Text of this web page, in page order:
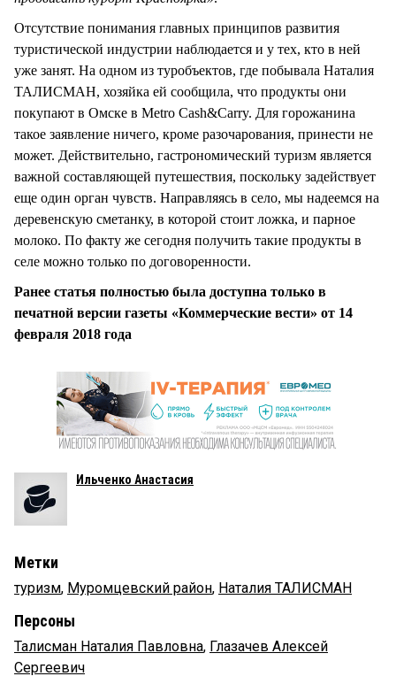
Отсутствие понимания главных принципов развития
туристической индустрии наблюдается и у тех, кто в ней
уже занят. На одном из туробъектов, где побывала Наталия
ТАЛИСМАН, хозяйка ей сообщила, что продукты они
покупают в Омске в Metro Cash&Carry. Для горожанина
такое заявление ничего, кроме разочарования, принести не
может. Действительно, гастрономический туризм является
важной составляющей путешествия, поскольку задействует
еще один орган чувств. Направляясь в село, мы надеемся на
деревенскую сметанку, в которой стоит ложка, и парное
молоко. По факту же сегодня получить такие продукты в
селе можно только по договоренности.
Ранее статья полностью была доступна только в
печатной версии газеты «Коммерческие вести» от 14
февраля 2018 года
Ильченко Анастасия
Метки
туризм, Муромцевский район, Наталия ТАЛИСМАН
Персоны
Талисман Наталия Павловна, Глазачев Алексей
Сергеевич